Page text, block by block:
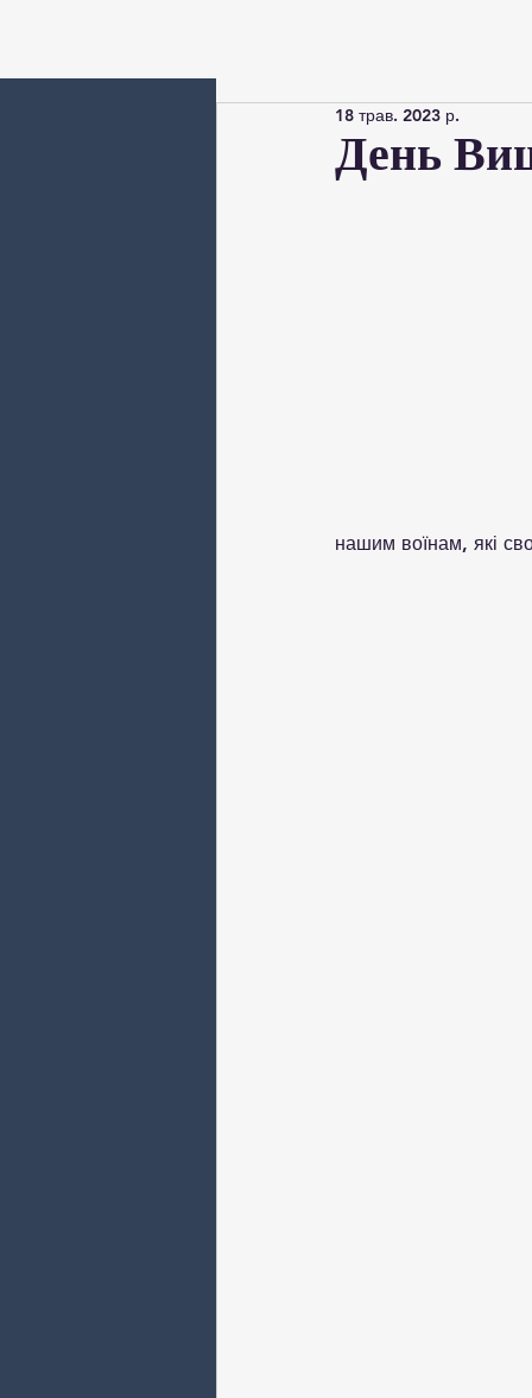
День
18 трав. 2023 р.
нашим воїнам, які